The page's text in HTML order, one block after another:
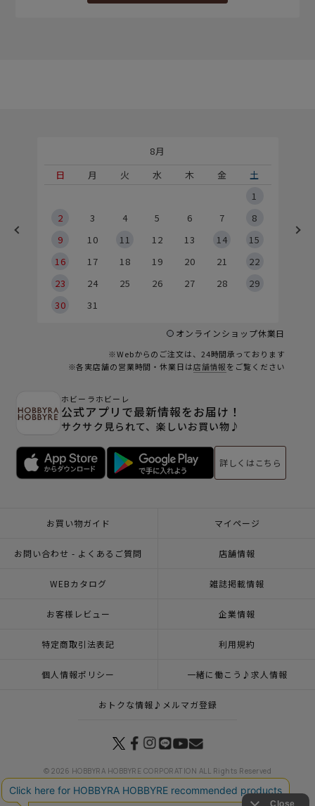
8月
日
月 火 水 木 金
土
1
2
3 4 5 6 7
8
9
10 11 12 13 14
15
16
17 18 19 20 21
22
23
24 25 26 27 28
29
30
31
オンラインショップ休業日
※Webからのご注文は、24時間承っております
※各実店舗の営業時間・休業日は店舗情報をご覧ください
ホビーラホビーレ
公式アプリで最新情報をお届け！
サクサク見られて、楽しいお買い物♪
詳しくはこちら
お買い物ガイド マイページ
お問い合わせ - よくあるご質問 店舗情報
WEBカタログ 雑誌掲載情報
お客様レビュー 企業情報
特定商取引法表記 利用規約
個人情報ポリシー 一緒に働こう♪求人情報
おトクな情報♪メルマガ登録
© 2026 HOBBYRA HOBBYRE CORPORATION ALL Rights Reserved